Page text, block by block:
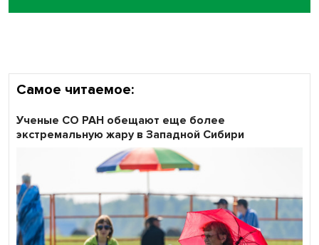
Самое читаемое:
Ученые СО РАН обещают еще более
экстремальную жару в Западной Сибири